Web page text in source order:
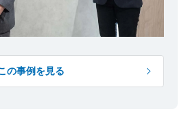
の事例を見る